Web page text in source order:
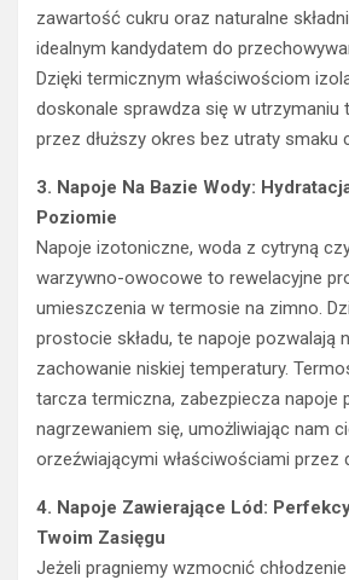
zawartość cukru oraz naturalne
idealnym kandydatem do
Dzięki termicznym właściwościom
doskonale sprawdza się w utrzymaniu
przez dłuższy okres bez utraty smaku
3. Napoje Na Bazie Wody:
Poziomie
Napoje izotoniczne, woda z cytryną
warzywno-owocowe to rewelacyjne
umieszczenia w termosie na zimno.
prostocie składu, te napoje pozwalają
zachowanie niskiej temperatury.
tarcza termiczna, zabezpiecza napoje
nagrzewaniem się, umożliwiając nam
orzeźwiającymi właściwościami przez
4. Napoje Zawierające Lód:
Twoim Zasięgu
Jeżeli pragniemy wzmocnić